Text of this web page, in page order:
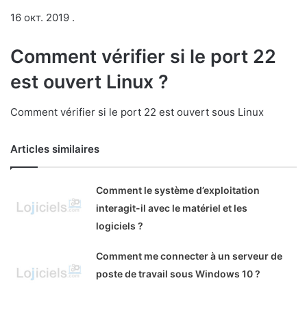
16 окт. 2019 .
Comment vérifier si le port 22
est ouvert Linux ?
Comment vérifier si le port 22 est ouvert sous Linux
Articles similaires
Comment le système d’exploitation
interagit-il avec le matériel et les
logiciels ?
Comment me connecter à un serveur de
poste de travail sous Windows 10 ?